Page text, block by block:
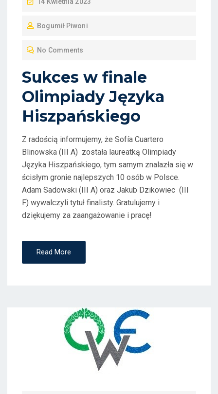
S
O
Bogumił Piwoni
No Comments
Sukces w finale
Olimpiady Języka
Hiszpańskiego
Z radością informujemy, że Sofía Cuartero
Blinowska (III A) została laureatką Olimpiady
Języka Hiszpańskiego, tym samym znalazła się w
ścisłym gronie najlepszych 10 osób w Polsce.
Adam Sadowski (III A) oraz Jakub Dzikowiec (III
F) wywalczyli tytuł finalisty. Gratulujemy i
dziękujemy za zaangażowanie i pracę!
Read More